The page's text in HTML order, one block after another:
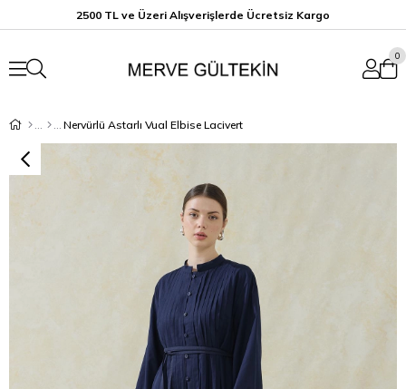
2500 TL ve Üzeri Alışverişlerde Ücretsiz Kargo
0
Nervürlü Astarlı Vual Elbise Lacivert